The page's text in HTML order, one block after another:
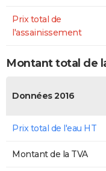
Prix total de
l'assainissement
Montant total de
Données 2016
Prix total de l'eau HT
Montant de la TVA